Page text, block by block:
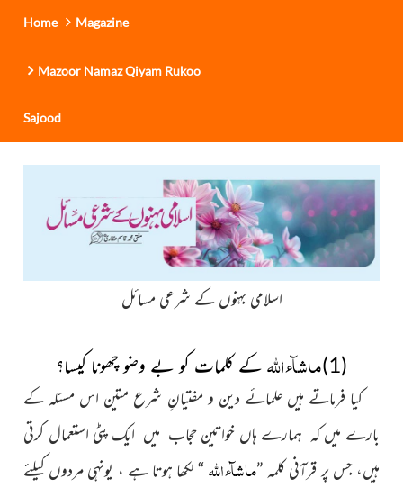
Home Magazine
Mazoor Namaz Qiyam Rukoo
Sajood
اسلامی بہنوں کے شرعی مسائل
(1) ماشآء اللہ کے کلمات کو بے وضو چھونا کیسا؟
کیا فرماتے ہیں علمائے دین و مفتیانِ شرع متین اس مسئلہ کے
بارے میں کہ ہمارے ہاں خواتین حجاب میں ایک پٹی استعمال کرتی
ہیں، جس پر قرآنی کلمہ ”ماشآء اللہ“ لکھا ہوتا ہے ، یونہی مردوں کیلئے